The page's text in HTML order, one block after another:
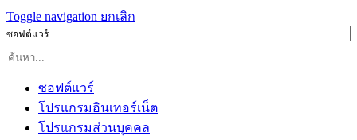
Toggle navigation ยกเลิก
ซอฟต์แวร์
ซอฟต์แวร์
โปรแกรมอินเทอร์เน็ต
โปรแกรมส่วนบุคคล